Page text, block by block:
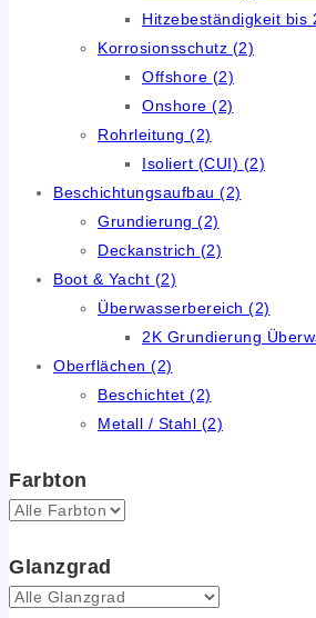
Hitzebeständigkeit bis
Korrosionsschutz (2)
Offshore (2)
Onshore (2)
Rohrleitung (2)
Isoliert (CUI) (2)
Beschichtungsaufbau (2)
Grundierung (2)
Deckanstrich (2)
Boot & Yacht (2)
Überwasserbereich (2)
2K Grundierung
Oberflächen (2)
Beschichtet (2)
Metall / Stahl (2)
Farbton
Glanzgrad